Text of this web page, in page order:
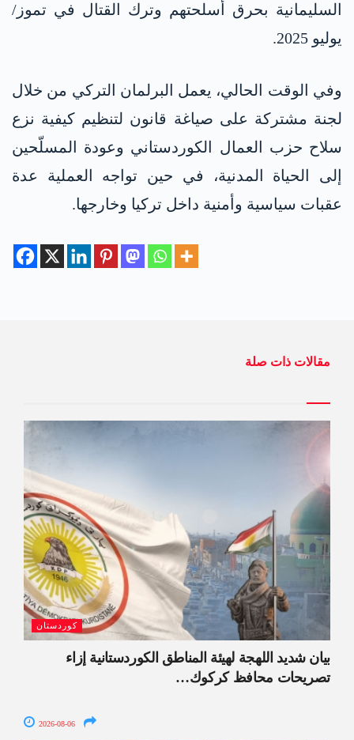
السليمانية بحرق أسلحتهم وترك القتال في تموز/
يوليو 2025.
وفي الوقت الحالي، يعمل البرلمان التركي من خلال
لجنة مشتركة على صياغة قانون لتنظيم كيفية نزع
سلاح حزب العمال الكوردستاني وعودة المسلّحين
إلى الحياة المدنية، في حين تواجه العملية عدة
عقبات سياسية وأمنية داخل تركيا وخارجها.
مقالات ذات صلة
كوردستان
بيان شديد اللهجة لهيئة المناطق الكوردستانية إزاء
تصريحات محافظ كركوك…
2026-08-06